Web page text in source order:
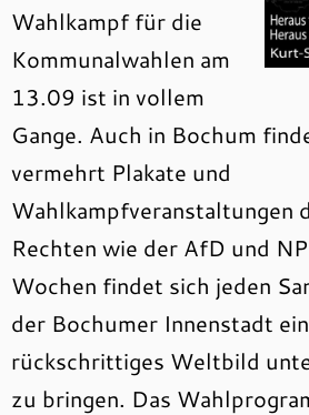
Wahlkampf für die
Kommunalwahlen am
13.09 ist in vollem
Gange. Auch in Bochum
vermehrt Plakate und
Wahlkampfveranstaltungen
Rechten wie der AfD und
Wochen findet sich jeden
der Bochumer Innenstadt
rückschrittiges Weltbild
zu bringen. Das